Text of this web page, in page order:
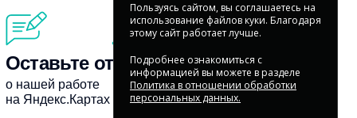
Пользуясь сайтом, вы соглашаетесь на
использование файлов куки. Благодаря
этому сайт работает лучше.
Подробнее ознакомиться с
информацией вы можете в разделе
Политика в отношении обработки
персональных данных.